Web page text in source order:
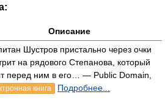
Описание
Шустров пристально через очки
на рядового Степанова, который
перед ним в его… — Public Domain,
книга
Подробнее...